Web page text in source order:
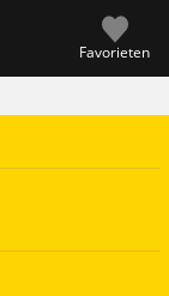
Favorieten